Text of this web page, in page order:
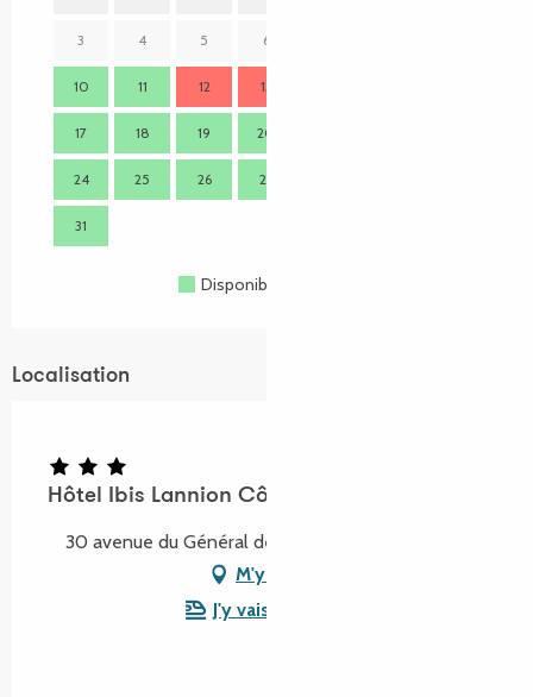
3 4 5 6
10 11 12 13
17 18 19 20
24 25 26 27
31
Disponible
Localisation
Hôtel Ibis Lannion Côte de Granit Rose
30 avenue du Général de Gaulle, 22300 Lannion
M'y rendre
J'y vais en train !